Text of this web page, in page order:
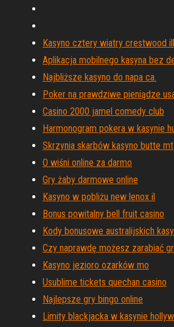
Kasyno cztery wiatry crestwood
Aplikacja mobilnego kasyna bez
Najbliższe kasyno do napa ca.
Poker na prawdziwe pieniądze
Casino 2000 jamel comedy club
Harmonogram pokera w kasynie
Skrzynia skarbów kasyno butte mt
O wiśni online za darmo
Gry żaby darmowe online
Kasyno w pobliżu new lenox il
Bonus powitalny bell fruit casino
Kody bonusowe australijskich
Czy naprawdę możesz zarabiać
Kasyno jezioro ozarków mo
Usublime tickets quechan casino
Najlepsze gry bingo online
Limity blackjacka w kasynie